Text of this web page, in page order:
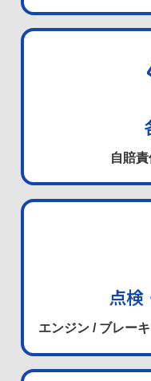
自賠
点検
エンジン / ブレー